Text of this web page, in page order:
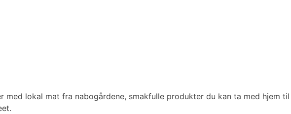
lokal mat fra nabogårdene, smakfulle produkter du kan ta med hjem til